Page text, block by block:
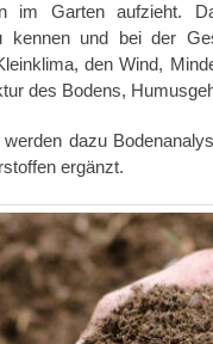
im Garten aufzieht.
kennen und bei der
den Wind,
des Bodens,
dazu
ergänzt.